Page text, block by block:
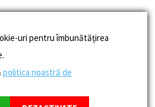
uri pentru îmbunătățirea
politica noastră de